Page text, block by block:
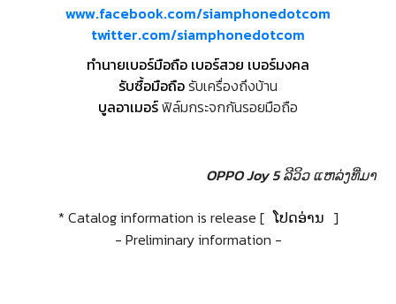
www.facebook.com/siamphonedotcom
twitter.com/siamphonedotcom
ทำนายเบอร์มือถือ เบอร์สวย เบอร์มงคล
รับซื้อมือถือรับเครื่องถึงบ้าน
บูลอาเมอร์ฟิล์มกระจกกันรอยมือถือ
OPPO Joy 5 ລີວິວ ແຫລ່ງທີ່ມາ
* Catalog information is release [ ໂປດອ່ານ ]
- Preliminary information -